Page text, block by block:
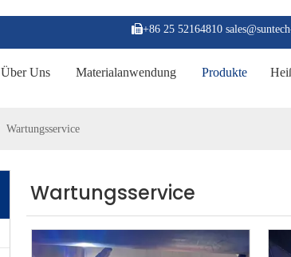
+86 25 52164810
Über Uns Materialanwendung Produkte
Wartungsservice
Wartungsservice